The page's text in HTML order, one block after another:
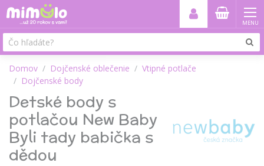
MENU
Domov Dojčenské oblečenie
Vtipné potlače
Dojčenské body
Detské body s
potlačou New Baby
Byli tady babička s
dědou